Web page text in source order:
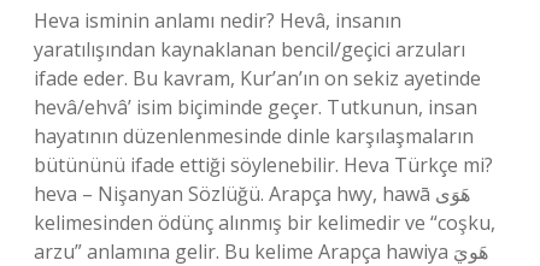
Heva isminin anlamı nedir? Hevâ, insanın
yaratılışından kaynaklanan bencil/geçici arzuları
ifade eder. Bu kavram, Kur’an’ın on sekiz ayetinde
hevâ/ehvâ’ isim biçiminde geçer. Tutkunun, insan
hayatının düzenlenmesinde dinle karşılaşmaların
bütününü ifade ettiği söylenebilir. Heva Türkçe mi?
heva – Nişanyan Sözlüğü. Arapça hwy, hawā هَوَى
kelimesinden ödünç alınmış bir kelimedir ve “coşku,
arzu” anlamına gelir. Bu kelime Arapça hawiya هَويَ